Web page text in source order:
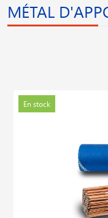
MÉTAL
En stock